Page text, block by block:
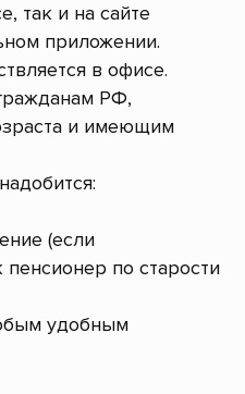
так и на сайте
приложении.
в офисе.
РФ,
и имеющим
(если
по старости
удобным